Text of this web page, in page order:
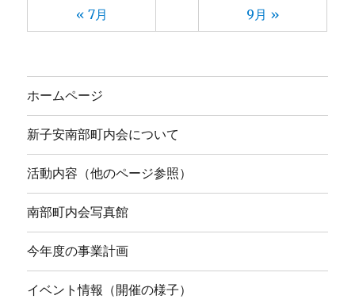
« 7月 9月 »
ホームページ
新子安南部町内会について
活動内容（他のページ参照）
南部町内会写真館
今年度の事業計画
イベント情報（開催の様子）